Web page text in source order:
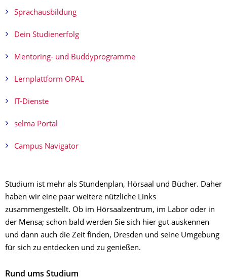
Sprachausbildung
Dein Studienerfolg
Mentoring- und Buddyprogramme
Lernplattform OPAL
IT-Dienste
selma Portal
Campus Navigator
​Studium ist mehr als Stundenplan, Hörsaal und Bücher. Daher
haben wir eine paar weitere nützliche Links
zusammengestellt. Ob im Hörsaalzentrum, im Labor oder in
der Mensa; schon bald werden Sie sich hier gut auskennen
und dann auch die Zeit finden, Dresden und seine Umgebung
für sich zu entdecken und zu genießen. ​
Rund ums Studium